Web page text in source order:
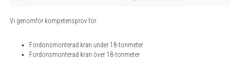
Vi genomför kompetensprov för:
Fordonsmonterad kran under 18-tonmeter
Fordonsmonterad kran över 18-tonmeter